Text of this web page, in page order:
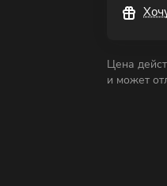
Цена
и может